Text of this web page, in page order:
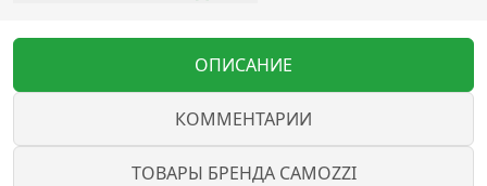
ОПИСАНИЕ
КОММЕНТАРИИ
ТОВАРЫ БРЕНДА CAMOZZI